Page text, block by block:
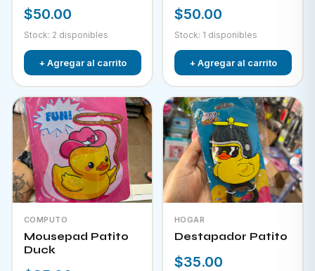
$50.00
Stock: 2 disponibles
+ Agregar al carrito
$50.00
Stock: 1 disponibles
+ Agregar al carrito
COMPUTO
Mousepad Patito
Duck
HOGAR
Destapador Patito
$35.00